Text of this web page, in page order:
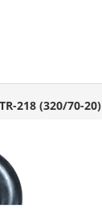
218 (320/70-20)